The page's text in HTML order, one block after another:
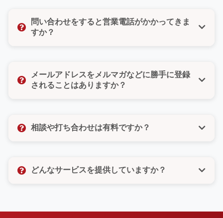
たい」「ちょっとした質問だけでもいいのかな」そん
な気持ちでも大丈夫です。どんな小さなご相談でもお
問い合わせをすると営業電話がかかってきま
すか？
たしません。また、お問い合わせフォームではご希望
の連絡方法（電話・メール・どちらでもよい）をお選
メールアドレスをメルマガなどに勝手に登録
されることはありますか？
なども一切いたしませんので、ご安心ください。お客
相談や打ち合わせは有料ですか？
望をしっかりとお聞きし、最適なご提案をさせていた
どんなサービスを提供していますか？